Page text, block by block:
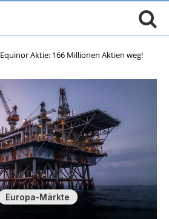
Equinor Aktie: 166 Millionen Aktien weg!
Europa-Märkte